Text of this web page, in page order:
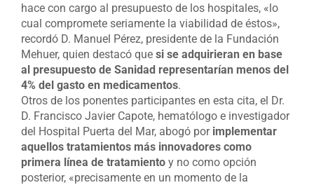
hace con cargo al presupuesto de los hospitales, «lo
cual compromete seriamente la viabilidad de éstos»,
recordó D. Manuel Pérez, presidente de la Fundación
Mehuer, quien destacó que si se adquirieran en base
al presupuesto de Sanidad representarían menos del
4% del gasto en medicamentos.
Otros de los ponentes participantes en esta cita, el Dr.
D. Francisco Javier Capote, hematólogo e investigador
del Hospital Puerta del Mar, abogó por implementar
aquellos tratamientos más innovadores como
primera línea de tratamiento y no como opción
posterior, «precisamente en un momento de la